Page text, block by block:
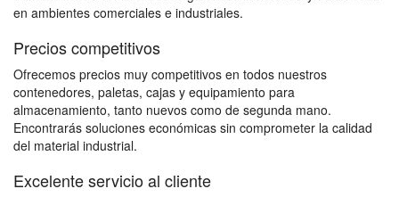
en ambientes comerciales e industriales.
Precios competitivos
Ofrecemos precios muy competitivos en todos nuestros
contenedores, paletas, cajas y equipamiento para
almacenamiento, tanto nuevos como de segunda mano.
Encontrarás soluciones económicas sin comprometer la calidad
del material industrial.
Excelente servicio al cliente